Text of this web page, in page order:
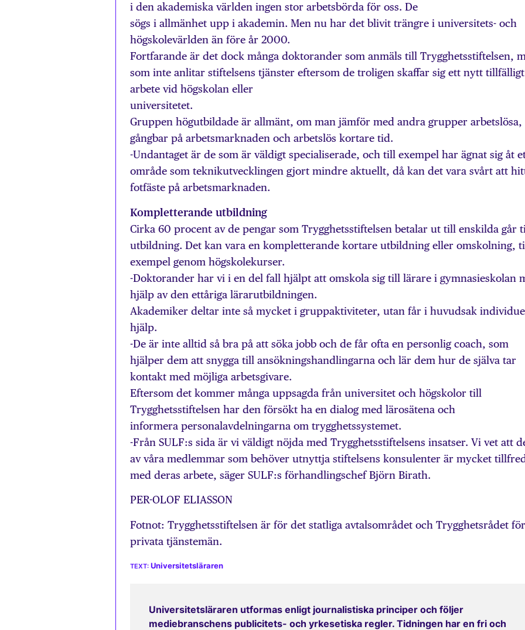
i den akademiska världen ingen stor arbetsbörda för oss. De
sögs i allmänhet upp i akademin. Men nu har det blivit trängre i universitets- och
högskolevärlden än före år 2000.
Fortfarande är det dock många doktorander som anmäls till Trygghetsstiftelsen,
som inte anlitar stiftelsens tjänster eftersom de troligen skaffar sig ett nytt tillfälligt
arbete vid högskolan eller
universitetet.
Gruppen högutbildade är allmänt, om man jämför med andra grupper arbetslösa,
gångbar på arbetsmarknaden och arbetslös kortare tid.
-Undantaget är de som är väldigt specialiserade, och till exempel har ägnat sig åt
område som teknikutvecklingen gjort mindre aktuellt, då kan det vara svårt att
fotfäste på arbetsmarknaden.
Kompletterande utbildning
Cirka 60 procent av de pengar som Trygghetsstiftelsen betalar ut till enskilda går
utbildning. Det kan vara en kompletterande kortare utbildning eller omskolning,
exempel genom högskolekurser.
-Doktorander har vi i en del fall hjälpt att omskola sig till lärare i gymnasieskolan
hjälp av den ettåriga lärarutbildningen.
Akademiker deltar inte så mycket i gruppaktiviteter, utan får i huvudsak
hjälp.
-De är inte alltid så bra på att söka jobb och de får ofta en personlig coach, som
hjälper dem att snygga till ansökningshandlingarna och lär dem hur de själva tar
kontakt med möjliga arbetsgivare.
Eftersom det kommer många uppsagda från universitet och högskolor till
Trygghetsstiftelsen har den försökt ha en dialog med lärosätena och
informera personalavdelningarna om trygghetssystemet.
-Från SULF:s sida är vi väldigt nöjda med Trygghetsstiftelsens insatser. Vi vet att
av våra medlemmar som behöver utnyttja stiftelsens konsulenter är mycket
med deras arbete, säger SULF:s förhandlingschef Björn Birath.
PER-OLOF ELIASSON
Fotnot: Trygghetsstiftelsen är för det statliga avtalsområdet och Trygghetsrådet för
privata tjänstemän.
Universitetsläraren
Universitetsläraren utformas enligt journalistiska principer och följer
mediebranschens publicitets- och yrkesetiska regler. Tidningen har en fri och